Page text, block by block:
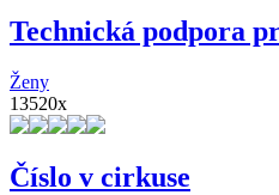
Technická podpora
Ženy
13520x
Číslo v cirkuse